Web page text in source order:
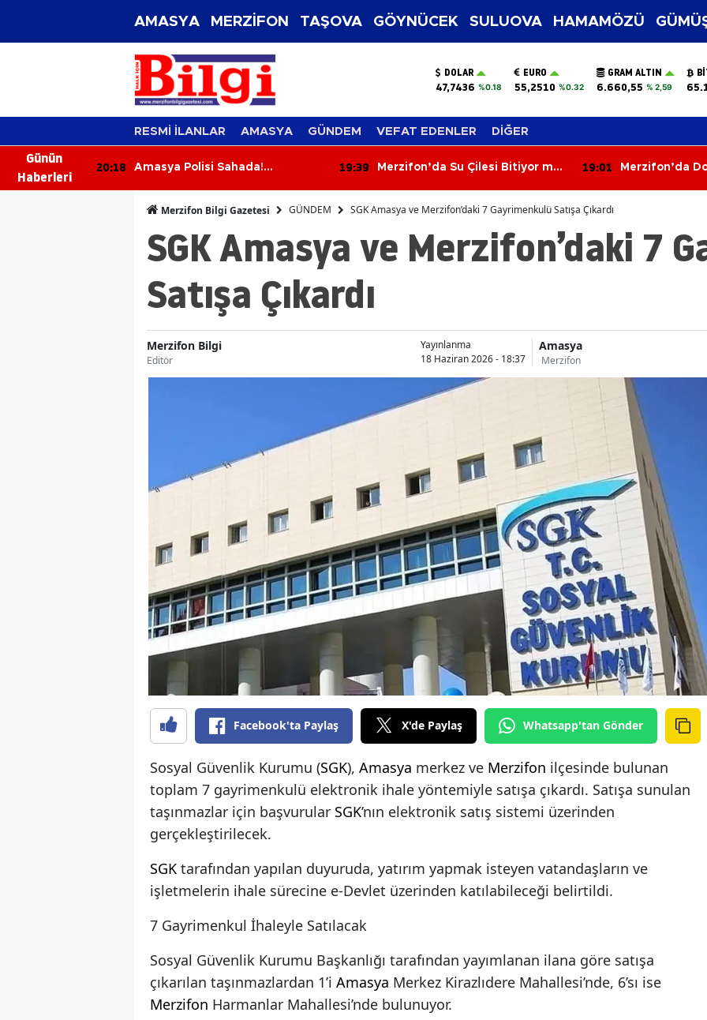
AMASYA MERZİFON TAŞOVA GÖYNÜCEK SULUOVA HAMAMÖZÜ
DOLAR
47,7436 %0.18
EURO
55,2510 %0.32
GRAM ALTIN
6.660,55 % 2,59
RESMİ İLANLAR AMASYA GÜNDEM VEFAT EDENLER DİĞER
Günün
Haberleri
20:18
Amasya Polisi Sahada!
19:39
Merzifon’da Su Çilesi Bitiyor mu?
19:01
Merzifon’da
Merzifon Bilgi Gazetesi GÜNDEM SGK Amasya ve Merzifon’daki 7 Gayrimenkulü Satışa Çıkardı
SGK Amasya ve Merzifon’daki 7
Satışa Çıkardı
Merzifon Bilgi
Editör
Yayınlanma
18 Haziran 2026 - 18:37
Amasya
Merzifon
Facebook'ta Paylaş X'de Paylaş Whatsapp'tan Gönder
Sosyal Güvenlik Kurumu (SGK), Amasya merkez ve Merzifon ilçesinde bulunan
toplam 7 gayrimenkulü elektronik ihale yöntemiyle satışa çıkardı. Satışa sunulan
taşınmazlar için başvurular SGK’nın elektronik satış sistemi üzerinden
gerçekleştirilecek.
SGK tarafından yapılan duyuruda, yatırım yapmak isteyen vatandaşların ve
işletmelerin ihale sürecine e-Devlet üzerinden katılabileceği belirtildi.
7 Gayrimenkul İhaleyle Satılacak
Sosyal Güvenlik Kurumu Başkanlığı tarafından yayımlanan ilana göre satışa
çıkarılan taşınmazlardan 1’i Amasya Merkez Kirazlıdere Mahallesi’nde, 6’sı ise
Merzifon Harmanlar Mahallesi’nde bulunuyor.